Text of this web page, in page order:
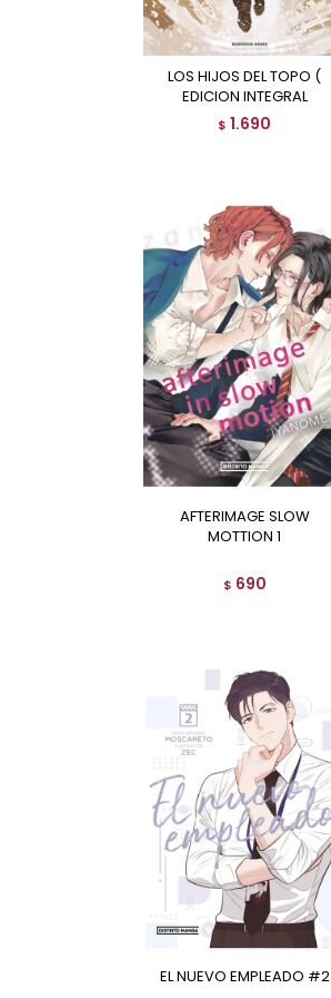
LOS HIJOS DEL TOPO (
EDICION INTEGRAL
$ 1.690
AFTERIMAGE SLOW
MOTTION 1
$ 690
EL NUEVO EMPLEADO #2